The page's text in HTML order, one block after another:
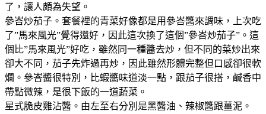
了，讓人頗為失望。
參峇炒茄子。套餐裡的青菜好像都是用參峇醬來調味，上次吃
了”馬來風光”覺得還好，因此這次換了這個”參峇炒茄子”。這
個比”馬來風光”好吃，雖然同一種醬去炒，但不同的菜炒出來
卻大不同，茄子先炸過再炒，因此雖然形體完整但口感卻很軟
爛。參峇醬很特別，比蝦醬味道淡一點，跟茄子很搭，鹹香中
帶點微辣，是很下飯的一道蔬菜。
星式脆皮雞沾醬。由左至右分別是黑醬油、辣椒醬跟薑泥。